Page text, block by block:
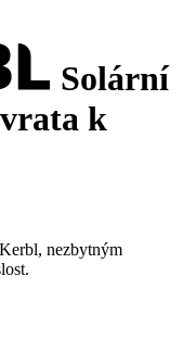
Solární
k
nezbytným